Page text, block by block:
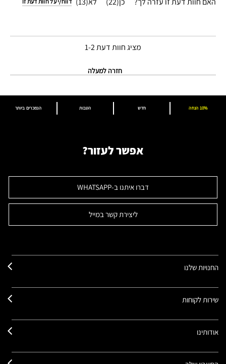
מציג חוות דעת1-2
חזרה למעלה
הנמכרים ביותר הטבות חדש 10% הנחה
אפשר לעזור?
דברו איתנו ב-WHATSAPP
ליצירת קשר במייל
החנויות שלנו
שירות לקוחות
אודותינו